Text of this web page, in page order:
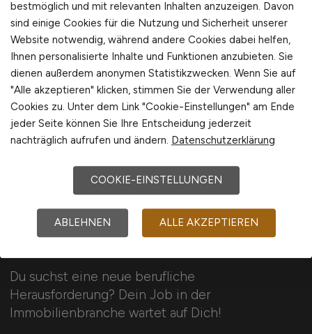
1
IMMOBILIEN.JOBS
Du suchst eine neue berufliche
Herausforderung? Dein Job in der
Immobilienbranche wartet auf Dich!
bestmöglich und mit relevanten Inhalten anzuzeigen. Davon
sind einige Cookies für die Nutzung und Sicherheit unserer
Website notwendig, während andere Cookies dabei helfen,
Ihnen personalisierte Inhalte und Funktionen anzubieten. Sie
dienen außerdem anonymen Statistikzwecken. Wenn Sie auf
"Alle akzeptieren" klicken, stimmen Sie der Verwendung aller
Cookies zu. Unter dem Link "Cookie-Einstellungen" am Ende
jeder Seite können Sie Ihre Entscheidung jederzeit
nachträglich aufrufen und ändern. Datenschutzerklärung
COOKIE-EINSTELLUNGEN
ABLEHNEN ALLE AKZEPTIEREN